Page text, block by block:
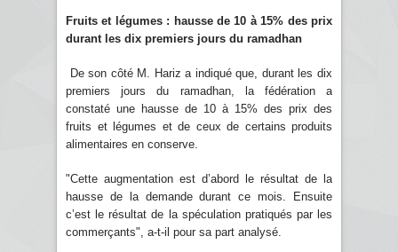
Fruits et légumes : hausse de 10 à 15% des prix
durant les dix premiers jours du ramadhan
De son côté M. Hariz a indiqué que, durant les dix
premiers jours du ramadhan, la fédération a
constaté une hausse de 10 à 15% des prix des
fruits et légumes et de ceux de certains produits
alimentaires en conserve.
"Cette augmentation est d’abord le résultat de la
hausse de la demande durant ce mois. Ensuite
c’est le résultat de la spéculation pratiqués par les
commerçants", a-t-il pour sa part analysé.